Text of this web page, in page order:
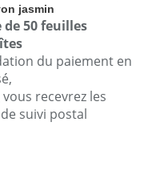
jasmin
de 50 feuilles
du paiement en
recevrez les
suivi postal